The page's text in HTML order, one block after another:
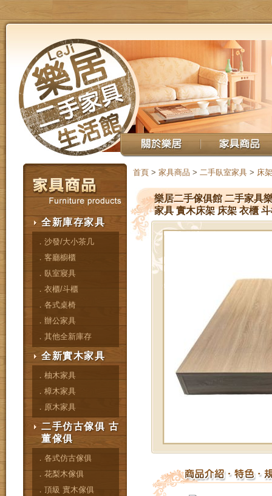
全新庫存家具
．沙發/大小茶几
．客廳櫥櫃
．臥室寢具
．衣櫃/斗櫃
．各式桌椅
．辦公家具
．其他全新庫存
全新實木家具
．柚木家具
．樟木家具
．原木家具
二手仿古傢俱 古
董傢俱
．各式仿古傢俱
．花梨木傢俱
．頂級 實木傢俱
首頁 > 家具商品 > 二手臥室家具 > 床
樂居二手傢俱館 二手家具
家具 實木床架 床架 衣櫃